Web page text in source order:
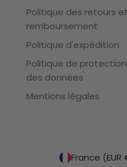
Politique des retours et
remboursement
Politique d'expédition
Politique de protection
des données
Mentions légales